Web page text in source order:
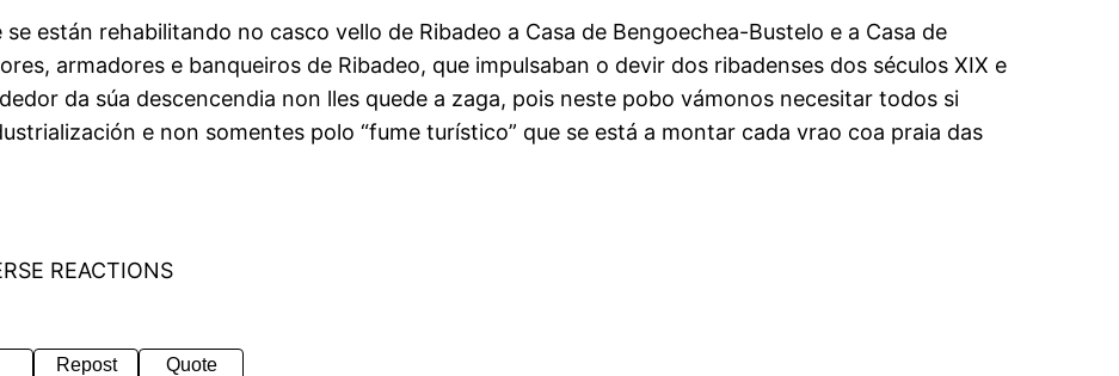
están rehabilitando no casco vello de Ribadeo a Casa de Bengoechea-Bustelo e a Casa de
armadores e banqueiros de Ribadeo, que impulsaban o devir dos ribadenses dos séculos XIX e
da súa descencendia non lles quede a zaga, pois neste pobo vámonos necesitar todos si
e non somentes polo “fume turístico” que se está a montar cada vrao coa praia das
REACTIONS
Repost Quote